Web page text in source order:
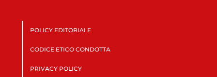
POLICY EDITORIALE
CODICE ETICO CONDOTTA
PRIVACY POLICY